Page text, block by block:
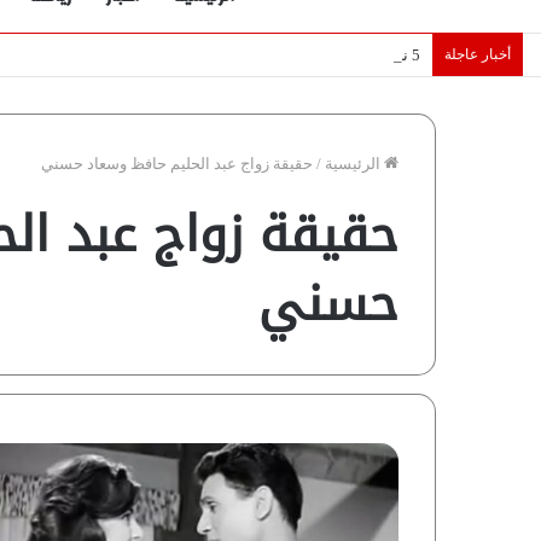
أخبار عاجلة 5 نجوم عرب يخطفون الأضواء بسوق الانتقالات الأوروبية 2026.. “رؤية” تكشف التفاصيل | إنفوجراف
الرئيسية / حقيقة زواج عبد الحليم حافظ وسعاد حسني
حقيقة زواج عبد
حسني